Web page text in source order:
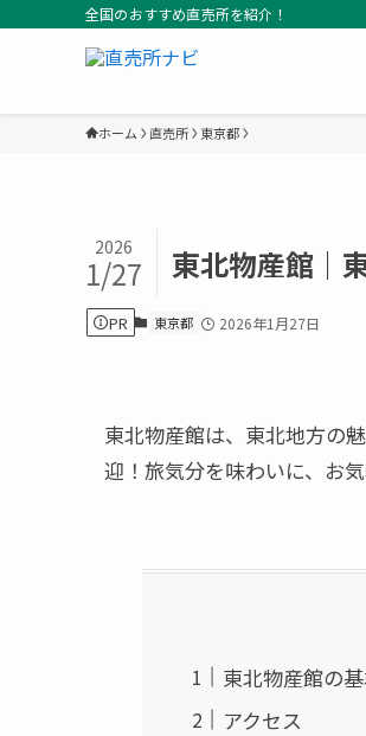
全国のおすすめ直売所を紹介！
ホーム 直売所 東京都
東北物産館｜
2026
1/27
PR 東京都 2026年1月27日
東北物産館は、東北地方の
迎！旅気分を味わいに、お
東北物産館の
アクセス